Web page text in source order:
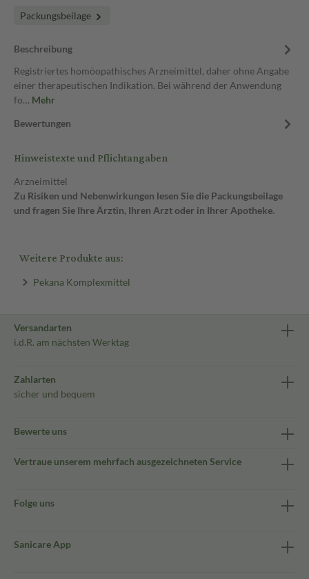
Packungsbeilage
Beschreibung
Registriertes homöopathisches Arzneimittel, daher ohne Angabe
einer therapeutischen Indikation. Bei während der Anwendung
fo… Mehr
Bewertungen
Hinweistexte und Pflichtangaben
Arzneimittel
Zu Risiken und Nebenwirkungen lesen Sie die Packungsbeilage
und fragen Sie Ihre Ärztin, Ihren Arzt oder in Ihrer Apotheke.
Weitere Produkte aus:
Pekana Komplexmittel
Versandarten
i.d.R. am nächsten Werktag
Zahlarten
sicher und bequem
Bewerte uns
Vertraue unserem mehrfach ausgezeichneten Service
Folge uns
Sanicare App